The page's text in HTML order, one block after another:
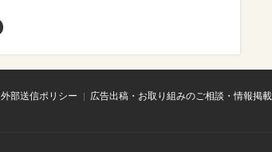
外部送信ポリシー
広告出稿・お取り組みのご相談・情報掲